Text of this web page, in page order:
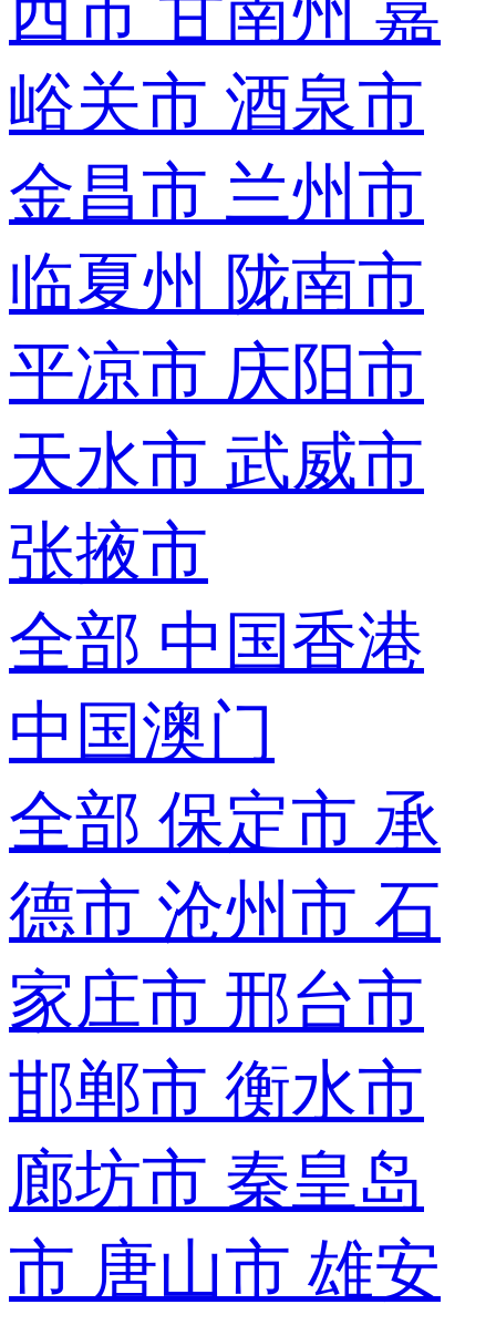
峪关市 酒泉市
金昌市 兰州市
临夏州 陇南市
平凉市 庆阳市
天水市 武威市
张掖市
全部 中国香港
中国澳门
全部 保定市 承
德市 沧州市 石
家庄市 邢台市
邯郸市 衡水市
廊坊市 秦皇岛
市 唐山市 雄安